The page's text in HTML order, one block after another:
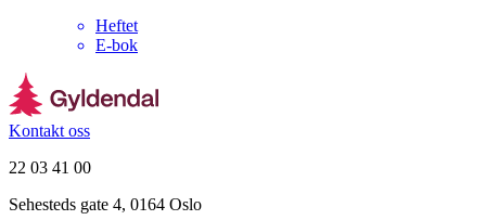
Heftet
E-bok
Kontakt oss
22 03 41 00
Sehesteds gate 4, 0164 Oslo